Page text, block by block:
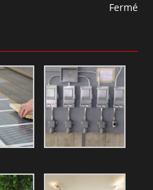
Fermé